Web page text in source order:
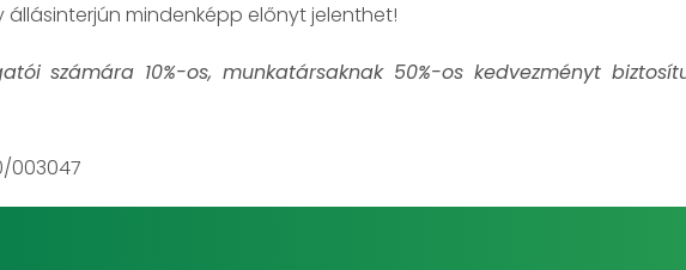
mindenképp előnyt jelenthet!
számára 10%-os, munkatársaknak 50%-os kedvezményt
003047